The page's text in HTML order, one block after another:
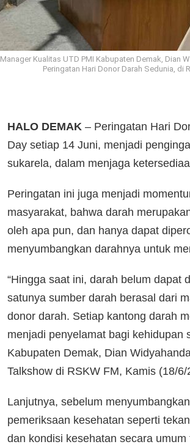
Manager Kualitas UTD PMI Kabupaten Demak, Dian
Peringatan Hari Donor Darah Sedunia,
HALO DEMAK – Peringatan Hari
Day setiap 14 Juni, menjadi
sukarela, dalam menjaga
Peringatan ini juga menjadi
masyarakat, bahwa darah
oleh apa pun, dan hanya dapat
menyumbangkan darahnya untuk
“Hingga saat ini, darah belum dapat
satunya sumber darah berasal dari
donor darah. Setiap kantong darah
menjadi penyelamat bagi kehidupan
Kabupaten Demak, Dian
Talkshow di RSKW FM, Kamis (18/6/
Lanjutnya, sebelum
pemeriksaan kesehatan seperti
dan kondisi kesehatan secara umum